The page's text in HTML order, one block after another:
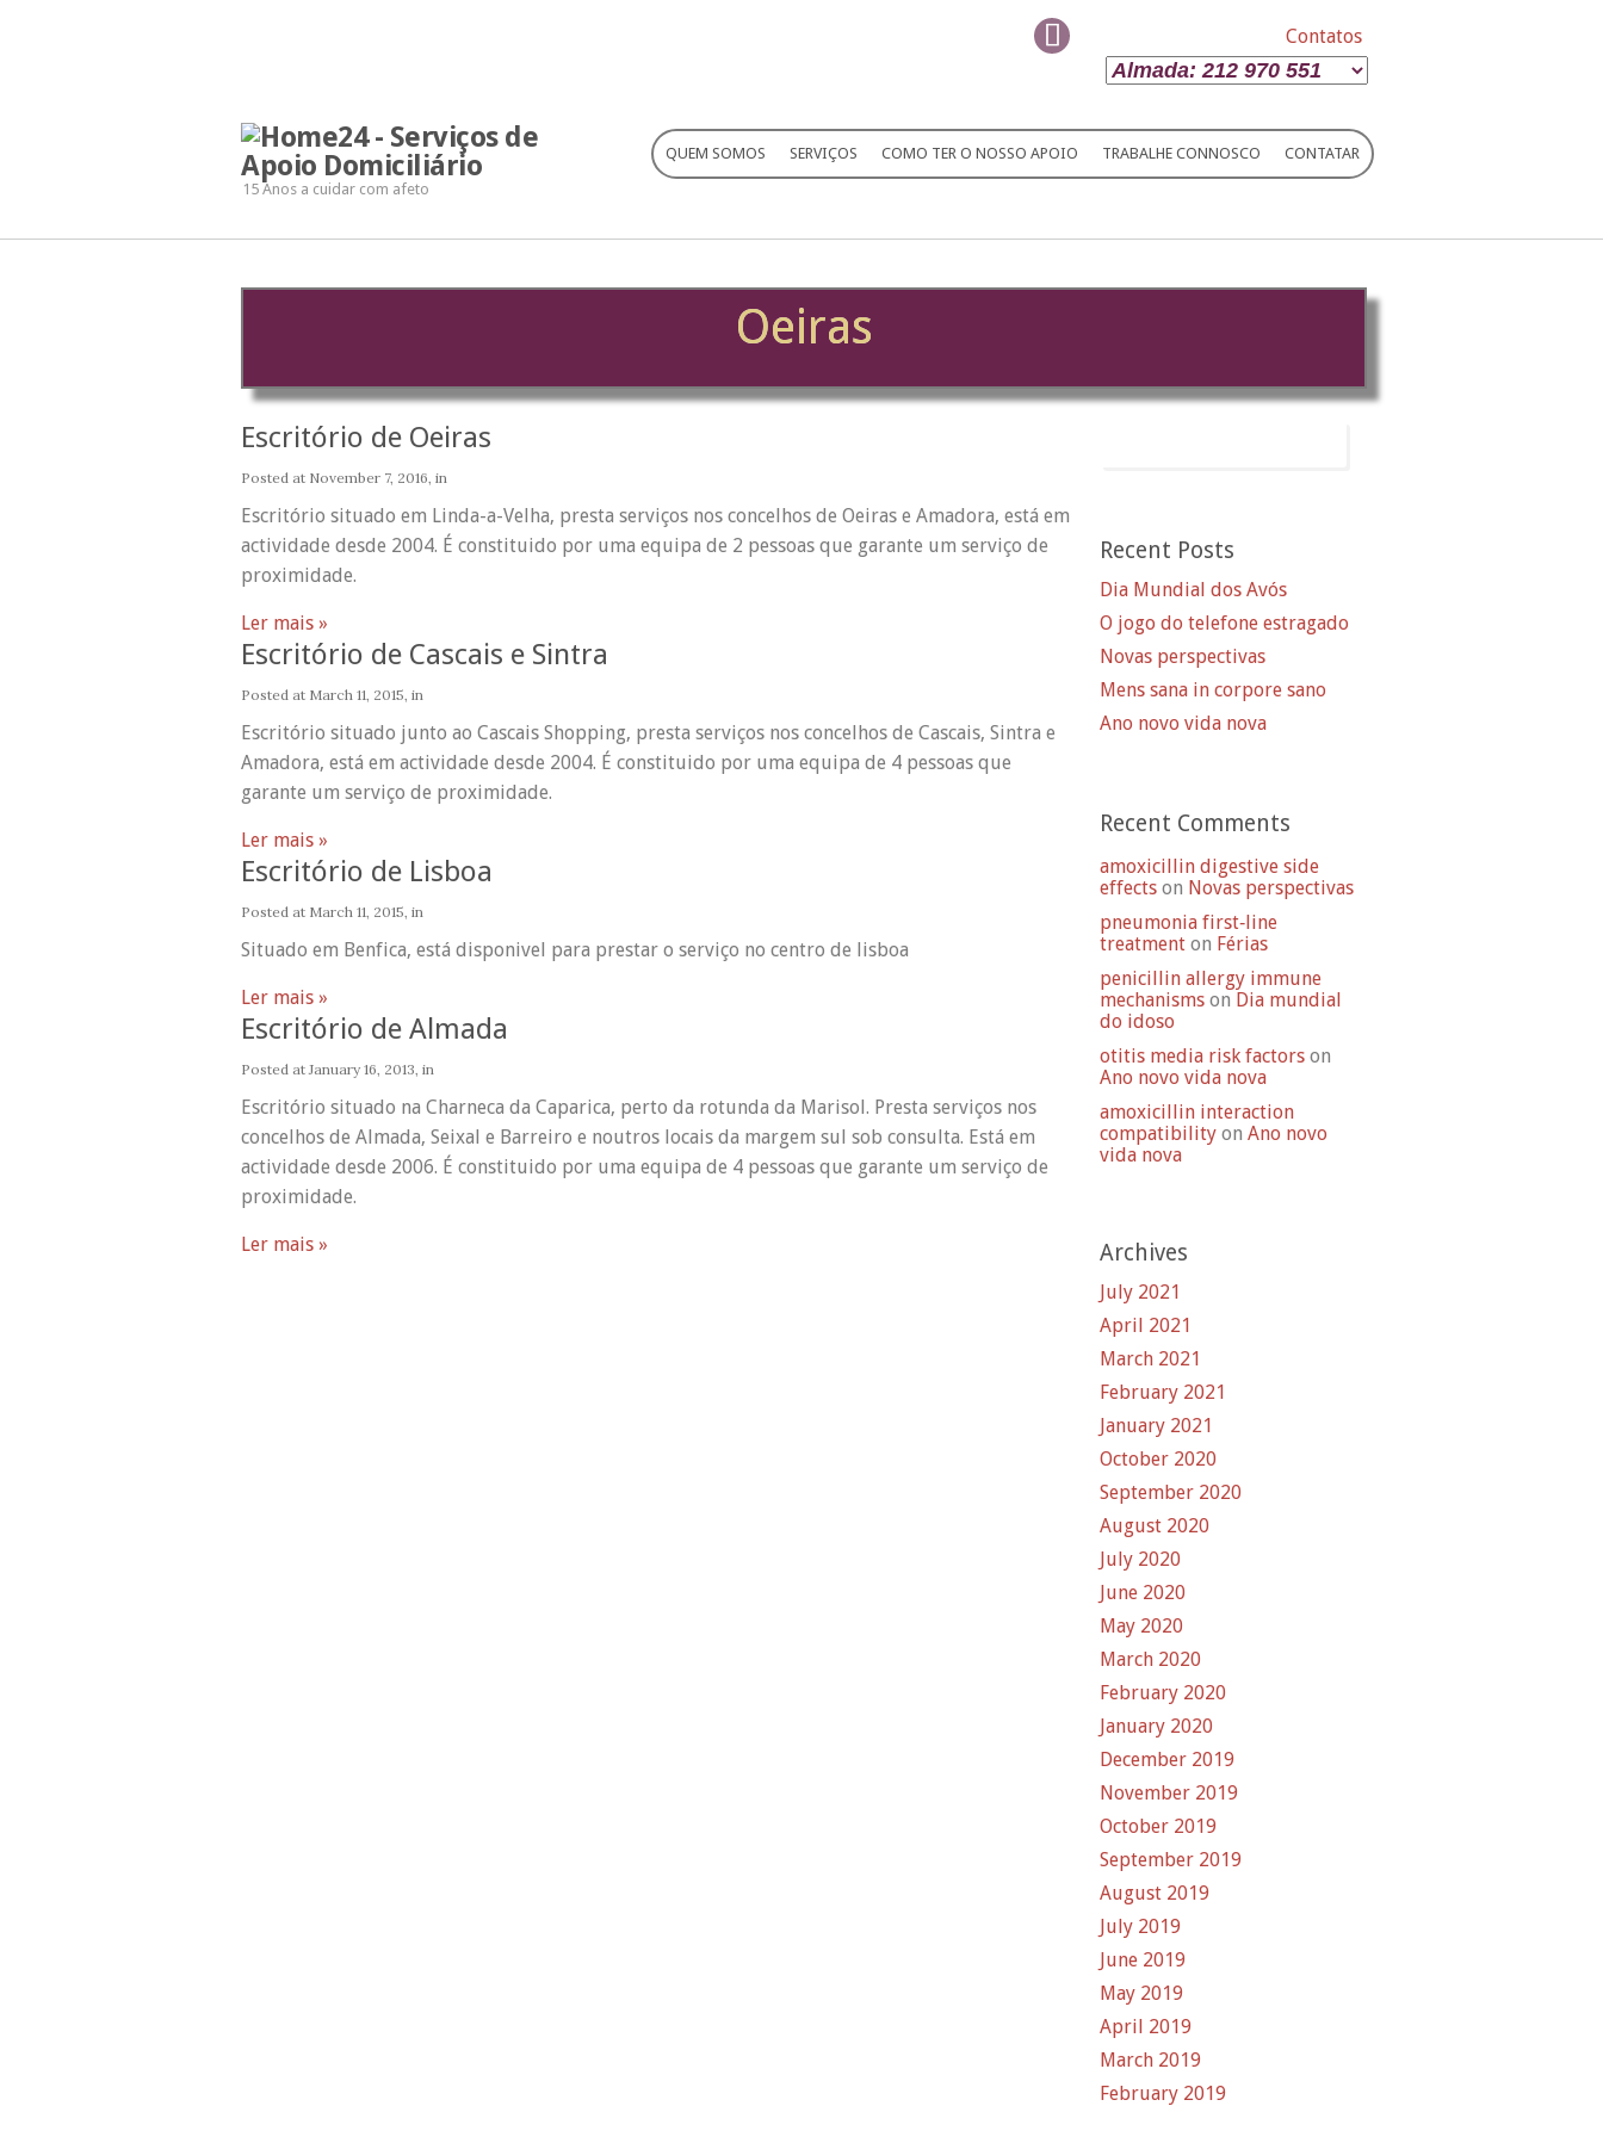
Contatos
15 Anos a cuidar com afeto
QUEM SOMOS SERVIÇOS COMO TER O NOSSO APOIO TRABALHE CONNOSCO CONTATAR
Oeiras
Escritório de Oeiras
Posted at November 7, 2016, in
Escritório situado em Linda-a-Velha, presta serviços nos concelhos de Oeiras e Amadora, está em
actividade desde 2004. É constituido por uma equipa de 2 pessoas que garante um serviço de
proximidade.
Ler mais »
Escritório de Cascais e Sintra
Posted at March 11, 2015, in
Escritório situado junto ao Cascais Shopping, presta serviços nos concelhos de Cascais, Sintra e
Amadora, está em actividade desde 2004. É constituido por uma equipa de 4 pessoas que
garante um serviço de proximidade.
Ler mais »
Escritório de Lisboa
Posted at March 11, 2015, in
Situado em Benfica, está disponivel para prestar o serviço no centro de lisboa
Ler mais »
Escritório de Almada
Posted atJanuary 16, 2013, in
Escritório situado na Charneca da Caparica, perto da rotunda da Marisol. Presta serviços nos
concelhos de Almada, Seixal e Barreiro e noutros locais da margem sul sob consulta. Está em
actividade desde 2006. É constituido por uma equipa de 4 pessoas que garante um serviço de
proximidade.
Ler mais »
Recent Posts
Dia Mundial dos Avós
O jogo do telefone estragado
Novas perspectivas
Mens sana in corpore sano
Ano novo vida nova
Recent Comments
amoxicillin digestive side
effects on Novas perspectivas
pneumonia first‑line
treatment on Férias
penicillin allergy immune
mechanisms on Dia mundial
do idoso
otitis media risk factors on
Ano novo vida nova
amoxicillin interaction
compatibility on Ano novo
vida nova
Archives
July 2021
April 2021
March 2021
February 2021
January 2021
October 2020
September 2020
August 2020
July 2020
June 2020
May 2020
March 2020
February 2020
January 2020
December 2019
November 2019
October 2019
September 2019
August 2019
July 2019
June 2019
May 2019
April 2019
March 2019
February 2019